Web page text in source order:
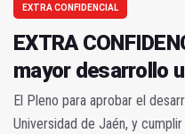
EXTRA CONFIDENCIAL
EXTRA
mayor desarrollo
El Pleno para aprobar el
Universidad de Jaén, y